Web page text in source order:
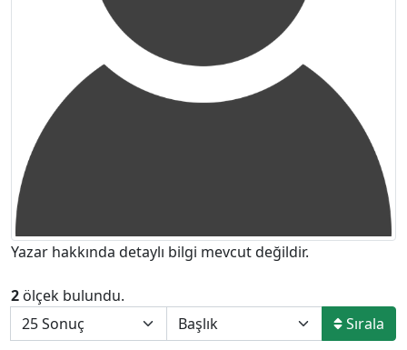
Yazar hakkında detaylı bilgi mevcut değildir.
2 ölçek bulundu.
Sırala